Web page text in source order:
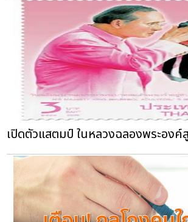
เปิดตัวแสตมป์ ในหลวงฉลองพระอง